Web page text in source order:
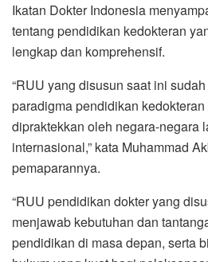
Ikatan Dokter Indonesia
tentang pendidikan kedokteran
lengkap dan komprehensif.
“RUU yang disusun saat ini
paradigma pendidikan
dipraktekkan oleh negara-negara
internasional,” kata Muhammad
pemaparannya.
“RUU pendidikan dokter yang
menjawab kebutuhan dan
pendidikan di masa depan, serta